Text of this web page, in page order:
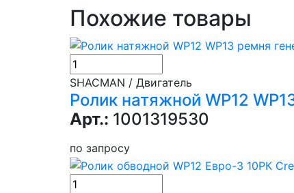
Похожие товары
SHACMAN / Двигатель
Ролик натяжной WP12
Арт.: 1001319530
по запросу